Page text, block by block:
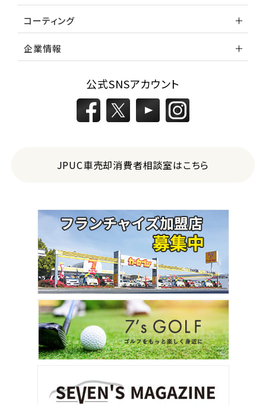
コーティング
企業情報
公式SNSアカウント
JPUC車売却消費者相談室はこちら